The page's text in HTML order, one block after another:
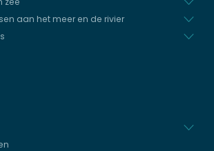
aan het meer en de rivier